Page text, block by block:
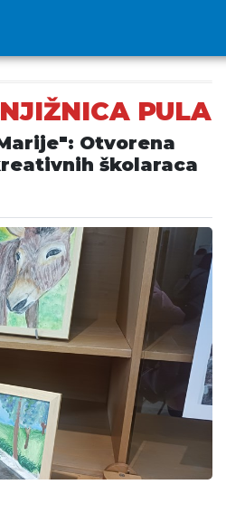
PULA
Otvorena
školaraca